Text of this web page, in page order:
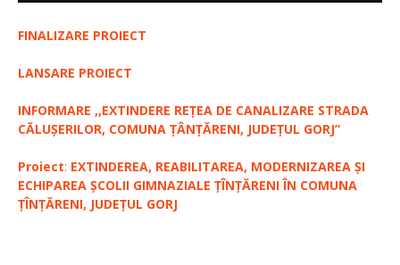
FINALIZARE PROIECT
LANSARE PROIECT
INFORMARE ,,EXTINDERE REȚEA DE CANALIZARE STRADA
CĂLUȘERILOR, COMUNA ȚÂNȚĂRENI, JUDEȚUL GORJ”
Proiect: EXTINDEREA, REABILITAREA, MODERNIZAREA ȘI
ECHIPAREA ȘCOLII GIMNAZIALE ȚÎNȚĂRENI ÎN COMUNA
ȚÎNȚĂRENI, JUDEȚUL GORJ